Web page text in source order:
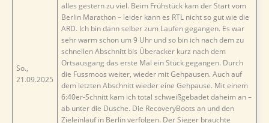
So.,
21.09.2025
alles gestern zu viel. Beim Frühstück kam der Start vom
Berlin Marathon – leider kann es RTL nicht so gut wie die
ARD. Ich bin dann selber zum Laufen gegangen. Es war
sehr warm schon um 9 Uhr und so bin ich nach dem zu
schnellen Abschnitt bis Überacker kurz nach dem
Ortsausgang das erste Mal ein Stück gegangen. Durch
die Fussmoos weiter, wieder mit Gehpausen. Auch auf
dem letzten Abschnitt wieder eine Gehpause. Mit einem
6:40er-Schnitt kam ich total schweißgebadet daheim an –
ab unter die Dusche. Die RecoveryBoots an und den
Zieleinlauf in Berlin verfolgen. Der Sieger brauchte